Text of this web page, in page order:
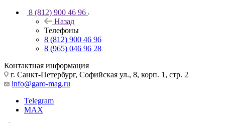
8 (812) 900 46 96
Назад
Телефоны
8 (812) 900 46 96
8 (965) 046 96 28
Контактная информация
г. Санкт-Петербург, Софийская ул., 8, корп. 1, стр. 2
info@garo-mag.ru
Telegram
MAX